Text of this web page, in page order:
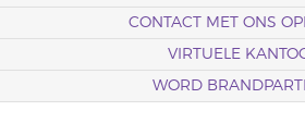
CONTACT MET ONS
VIRTUELE
WORD